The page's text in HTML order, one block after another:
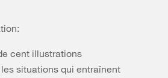
cent illustrations
situations qui entraînent